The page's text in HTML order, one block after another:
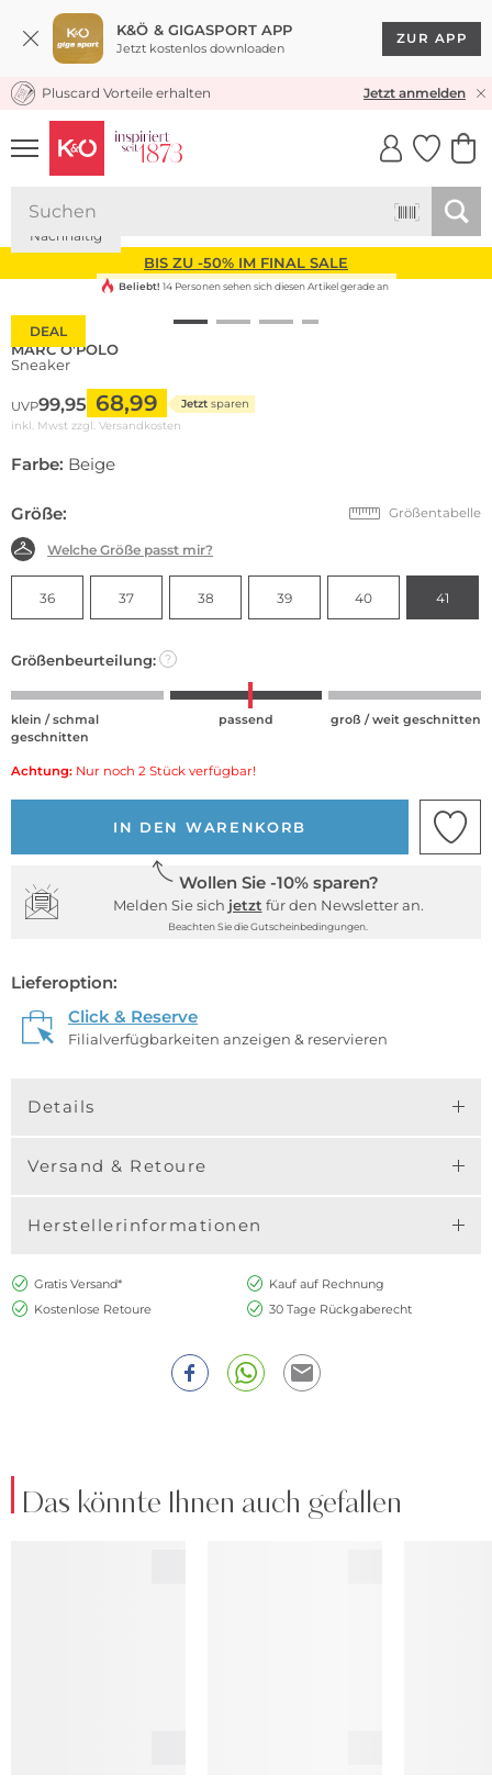
K&Ö & GIGASPORT APP
Jetzt kostenlos downloaden
ZUR APP
KOSTENLOSER VERSAND* & RÜCKVERSAND
Pluscard Vorteile erhalten Jetzt anmelden
UNSERE APP
CLICK &
BIS ZU -50% IM FINAL SALE
DEAL
Nachhaltig
Beliebt! 14 Personen sehen sich diesen Artikel gerade an
MARC O'POLO
Sneaker
UVP99,95 68,99 Jetzt sparen
inkl. Mwst zzgl. Versandkosten
Farbe: Beige
Größe: Größentabelle
Welche Größe passt mir?
36 37 38 39 40 41
Größenbeurteilung: ?
klein / schmal
geschnitten
passend groß / weit geschnitten
Achtung: Nur noch 2 Stück verfügbar!
IN DEN WARENKORB
Wollen Sie -10% sparen?
Melden Sie sich jetzt für den Newsletter an.
Beachten Sie die Gutscheinbedingungen.
Lieferoption:
Click & Reserve
Filialverfügbarkeiten anzeigen & reservieren
Details
Versand & Retoure
Herstellerinformationen
Gratis Versand*
Kauf auf Rechnung
Kostenlose Retoure
30 Tage Rückgaberecht
Das könnte Ihnen auch gefallen